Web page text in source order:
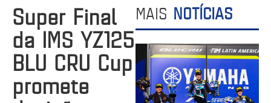
Super Final
da IMS YZ125
BLU CRU Cup
promete
MAIS NOTÍCIAS